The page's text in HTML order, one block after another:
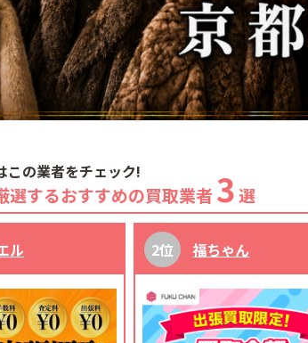
この業者をチェック!
選するおすすめの買取業者 3 選
ル 福ちゃん